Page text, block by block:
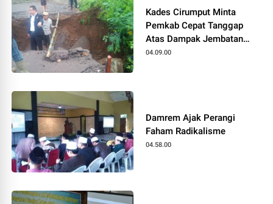
Kades Cirumput Minta
Pemkab Cepat Tanggap
Atas Dampak Jembatan
Yang Amblas
04.09.00
Damrem Ajak Perangi
Faham Radikalisme
04.58.00